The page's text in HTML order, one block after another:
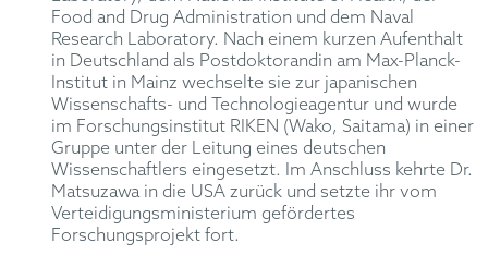
Food and Drug Administration und dem Naval
Research Laboratory. Nach einem kurzen Aufenthalt
in Deutschland als Postdoktorandin am Max-Planck-
Institut in Mainz wechselte sie zur japanischen
Wissenschafts- und Technologieagentur und wurde
im Forschungsinstitut RIKEN (Wako, Saitama) in einer
Gruppe unter der Leitung eines deutschen
Wissenschaftlers eingesetzt. Im Anschluss kehrte Dr.
Matsuzawa in die USA zurück und setzte ihr vom
Verteidigungsministerium gefördertes
Forschungsprojekt fort.